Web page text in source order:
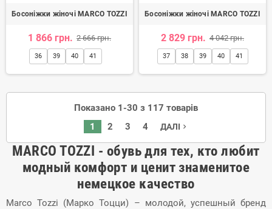
Босоніжки жіночі MARCO TOZZI
1 866 грн. 2 666 грн.
36 39 40 41
Босоніжки жіночі MARCO TOZZI
2 829 грн. 4 042 грн.
37 38 39 40 41
Показано 1-30 з 117 товарів
1
2 3 4 ДАЛІ navigate_next
MARCO TOZZI - обувь для тех, кто любит
модный комфорт и ценит знаменитое
немецкое качество
Marco Tozzi (Марко Тоцци) – молодой, успешный бренд